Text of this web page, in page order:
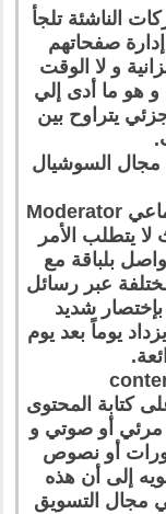
الناشئة تلجأ
صفحاتهم
و لا الوقت
هو ما أدى إلي
يتراوح بين
مجال السوشيال
يتطلب الأمر
بلباقة مع
عبر رسائل
شديد
يوماً بعد يوم
كتابة المحتوى
مرئي أو صوتي و
أو نصوص
إلى أن هذه
مجال التسويق